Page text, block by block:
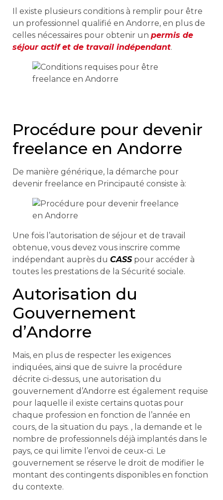
Il existe plusieurs conditions à remplir pour être
un professionnel qualifié en Andorre, en plus de
celles nécessaires pour obtenir un permis de
séjour actif et de travail indépendant.
Procédure pour devenir
freelance en Andorre
De manière générique, la démarche pour
devenir freelance en Principauté consiste à:
Une fois l’autorisation de séjour et de travail
obtenue, vous devez vous inscrire comme
indépendant auprès du CASSpour accéder à
toutes les prestations de la Sécurité sociale.
Autorisation du
Gouvernement
d’Andorre
Mais, en plus de respecter les exigences
indiquées, ainsi que de suivre la procédure
décrite ci-dessus, une autorisation du
gouvernement d’Andorre est également requise
pour laquelle il existe certains quotas pour
chaque profession en fonction de l’année en
cours, de la situation du pays. , la demande et le
nombre de professionnels déjà implantés dans le
pays, ce qui limite l’envoi de ceux-ci. Le
gouvernement se réserve le droit de modifier le
montant des contingents disponibles en fonction
du contexte.